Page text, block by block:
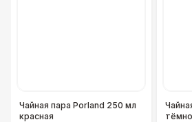
Чайная пара Porland 250 мл
красная